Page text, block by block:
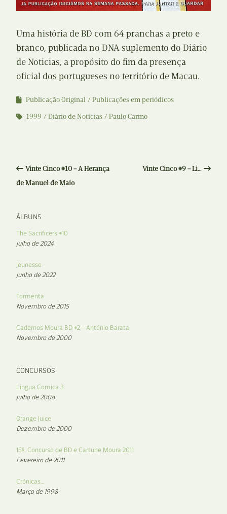
Uma história de BD com 64 pranchas a preto e
branco, publicada no DNA suplemento do Diário
de Noticias, a propósito do fim da presença
oficial dos portugueses no território de Macau.
Publicação Original
Publicações em periódicos
1999
Diário de Notícias Paulo Carmo
Vinte Cinco #10 – A Herança
de Manuel de Maio
Vinte Cinco #9 – Li…
ÁLBUNS
The Sacrificers #10
Julho de 2024
Jeunesse
Junho de 2022
Tormenta
Novembro de 2015
Cadernos Moura BD #2 – António Barata
Novembro de 2000
CONCURSOS
Lingua Comica 3
Julho de 2008
Orange Juice
Dezembro de 2000
15º. Concurso de BD e Cartune Moura 2011
Fevereiro de 2011
Crónicas…
Março de 1998